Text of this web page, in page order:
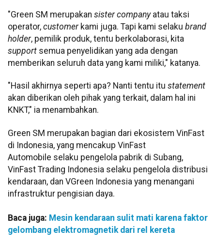
"Green SM merupakan sister companyatau taksi
operator, customerkami juga. Tapi kami selaku brand
holder, pemilik produk, tentu berkolaborasi, kita
support semua penyelidikan yang ada dengan
memberikan seluruh data yang kami miliki," katanya.
"Hasil akhirnya seperti apa? Nanti tentu itu statement
akan diberikan oleh pihak yang terkait, dalam hal ini
KNKT," ia menambahkan.​​​​​​​
Green SM merupakan bagian dari ekosistem VinFast
di Indonesia, yang mencakup VinFast
Automobile selaku pengelola pabrik di Subang,
VinFast Trading Indonesia selaku pengelola distribusi
kendaraan, dan VGreen Indonesia yang menangani
infrastruktur pengisian daya.​​​​​​​
Baca juga: Mesin kendaraan sulit mati karena faktor
gelombang elektromagnetik dari rel kereta